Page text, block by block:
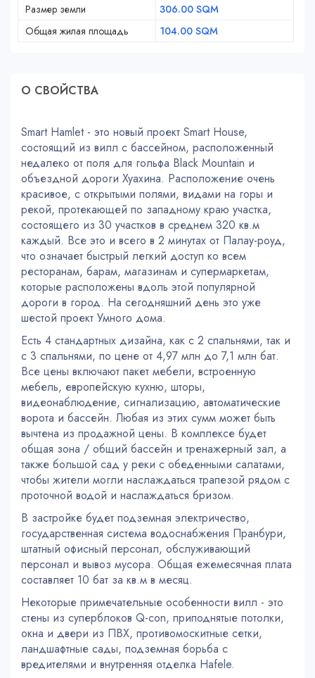
Размер земли
306.00 SQM
Общая жилая площадь
104.00 SQM
О СВОЙСТВA
Smart Hamlet - это новый проект Smart House,
состоящий из вилл с бассейном, расположенный
недалеко от поля для гольфа Black Mountain и
объездной дороги Хуахина. Расположение очень
красивое, с открытыми полями, видами на горы и
рекой, протекающей по западному краю участка,
состоящего из 30 участков в среднем 320 кв.м
каждый. Все это и всего в 2 минутах от Палау-роуд,
что означает быстрый легкий доступ ко всем
ресторанам, барам, магазинам и супермаркетам,
которые расположены вдоль этой популярной
дороги в город. На сегодняшний день это уже
шестой проект Умного дома.
Есть 4 стандартных дизайна, как с 2 спальнями, так и
с 3 спальнями, по цене от 4,97 млн ​​до 7,1 млн бат.
Все цены включают пакет мебели, встроенную
мебель, европейскую кухню, шторы,
видеонаблюдение, сигнализацию, автоматические
ворота и бассейн. Любая из этих сумм может быть
вычтена из продажной цены. В комплексе будет
общая зона / общий бассейн и тренажерный зал, а
также большой сад у реки с обеденными салатами,
чтобы жители могли наслаждаться трапезой рядом с
проточной водой и наслаждаться бризом.
В застройке будет подземная электричество,
государственная система водоснабжения Пранбури,
штатный офисный персонал, обслуживающий
персонал и вывоз мусора. Общая ежемесячная плата
составляет 10 бат за кв.м в месяц.
Некоторые примечательные особенности вилл - это
стены из суперблоков Q-con, приподнятые потолки,
окна и двери из ПВХ, противомоскитные сетки,
ландшафтные сады, подземная борьба с
вредителями и внутренняя отделка Hafele.